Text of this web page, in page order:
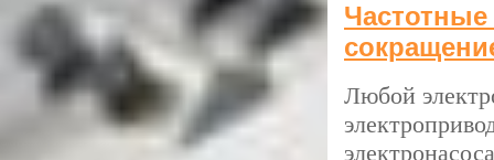
Частотные
Любой